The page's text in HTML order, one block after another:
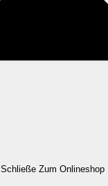
Schließe Zum Onlineshop